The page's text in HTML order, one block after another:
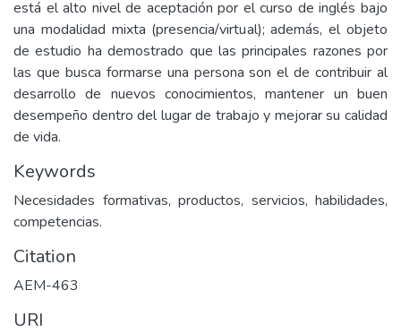
está el alto nivel de aceptación por el curso de inglés bajo
una modalidad mixta (presencia/virtual); además, el objeto
de estudio ha demostrado que las principales razones por
las que busca formarse una persona son el de contribuir al
desarrollo de nuevos conocimientos, mantener un buen
desempeño dentro del lugar de trabajo y mejorar su calidad
de vida.
Keywords
Necesidades formativas, productos, servicios, habilidades,
competencias.
Citation
AEM-463
URI